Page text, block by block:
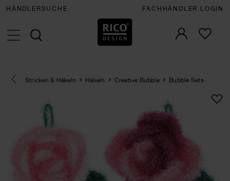
HÄNDLERSUCHE FACHHÄNDLER LOGIN
Eine Kategorie zurück navigieren
Stricken & Häkeln Häkeln Creative Bubble Bubble Sets